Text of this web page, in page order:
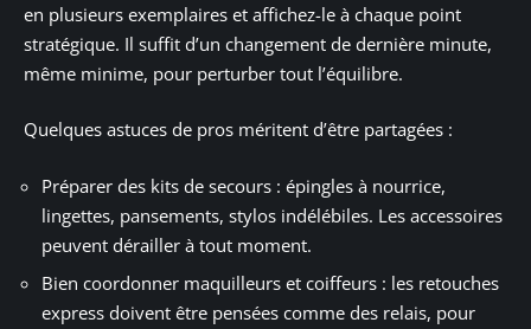
en plusieurs exemplaires et affichez-le à chaque point
stratégique. Il suffit d’un changement de dernière minute,
même minime, pour perturber tout l’équilibre.
Quelques astuces de pros méritent d’être partagées :
Préparer des kits de secours : épingles à nourrice,
lingettes, pansements, stylos indélébiles. Les accessoires
peuvent dérailler à tout moment.
Bien coordonner maquilleurs et coiffeurs : les retouches
express doivent être pensées comme des relais, pour